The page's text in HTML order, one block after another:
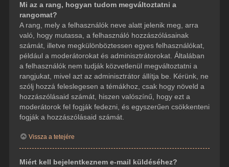
Mi az a rang, hogyan tudom megváltoztatni a
rangomat?
A rang, mely a felhasználók neve alatt jelenik meg, arra
való, hogy mutassa, a felhasználó hozzászólásainak
számát, illetve megkülönböztessen egyes felhasználókat,
például a moderátorokat és adminisztrátorokat. Általában
a felhasználók nem tudják közvetlenül megváltoztatni a
rangjukat, mivel azt az adminisztrátor állítja be. Kérünk, ne
szólj hozzá feleslegesen a témákhoz, csak hogy növeld a
hozzászólásaid számát, hiszen valószínű, hogy ezt a
moderátorok fel fogják fedezni, és egyszerűen csökkenteni
fogják a hozzászólásaid számát.
Vissza a tetejére
Miért kell bejelentkeznem e-mail küldéséhez?